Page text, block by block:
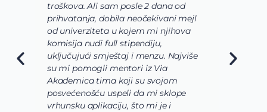
troškova. Ali sam posle 2 dana od
prihvatanja, dobila neočekivani mejl
od univerziteta u kojem mi njihova
komisija nudi full stipendiju,
uključujući smještaj i menzu. Najviše
su mi pomogli mentori iz Via
Akademica tima koji su svojom
posvećenošću uspeli da mi sklope
vrhunsku aplikaciju, što mi je i